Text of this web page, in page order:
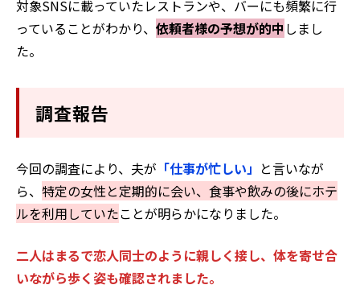
対象SNSに載っていたレストランや、バーにも頻繁に行
っていることがわかり、 依頼者様の予想が的中 しまし
た。
調査報告
今回の調査により、夫が 「仕事が忙しい」 と言いなが
ら、 特定の女性と定期的に会い、食事や飲みの後にホテ
ルを利用していたことが明らかになりました。
二人はまるで恋人同士のように親しく接し、体を寄せ合
いながら歩く姿も確認されました。